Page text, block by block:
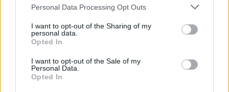
Please note that this website/app uses one or more Google
not limited to your visit or usage behaviour. You may click to
grant or deny consent to Google and its third-party tags to
use your data for below specified purposes in below Google
consent section.
Personal Data Processing Opt Outs
I want to opt-out of the Sharing of my
personal data.
Opted In
I want to opt-out of the Sale of my
Personal Data.
Opted In
Η άδεια χορηγείται χωρίς περικοπή των αποδοχών
και δεν συμψηφίζεται με τις άλλες άδειες
που
χορηγούνται στους εργαζόμενους.
Εφόσον και οι δύο γονείς εργάζονται,
αποφασίζουν ποιος από τους δύο θα κάνει χρήση